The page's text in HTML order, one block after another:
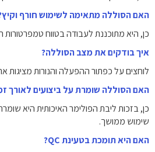
האם הסוללה מתאימה לשימוש חורף
כן, היא מתוכננת לעבודה בטווח
איך בודקים את מצב הסוללה?
לוחצים על כפתור ההפעלה והנורות מציגות
האם הסוללה שומרת על ביצועים לאורך
כן, בזכות ליבת הפולימר האיכותית היא
שימוש ממושך.
האם היא תומכת בטעינת QC?